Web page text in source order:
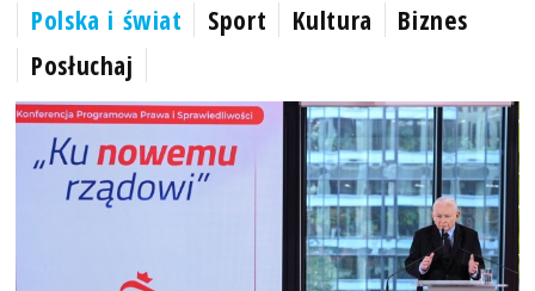
Polska i świat
Sport Kultura
Biznes
Posłuchaj